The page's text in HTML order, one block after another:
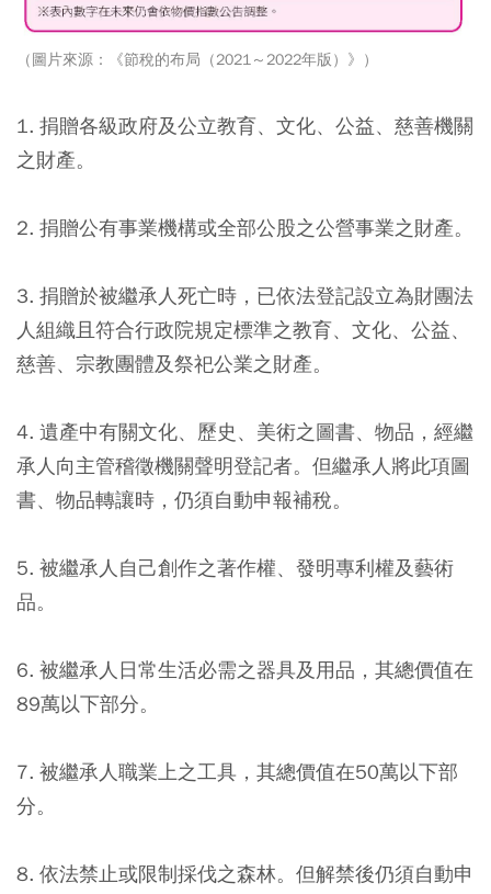
（圖片來源：《節稅的布局（2021～2022年版）》）
1. 捐贈各級政府及公立教育、文化、公益、慈善機關
之財產。
2. 捐贈公有事業機構或全部公股之公營事業之財產。
3. 捐贈於被繼承人死亡時，已依法登記設立為財團法
人組織且符合行政院規定標準之教育、文化、公益、
慈善、宗教團體及祭祀公業之財產。
4. 遺產中有關文化、歷史、美術之圖書、物品，經繼
承人向主管稽徵機關聲明登記者。但繼承人將此項圖
書、物品轉讓時，仍須自動申報補稅。
5. 被繼承人自己創作之著作權、發明專利權及藝術
品。
6. 被繼承人日常生活必需之器具及用品，其總價值在
89萬以下部分。
7. 被繼承人職業上之工具，其總價值在50萬以下部
分。
8. 依法禁止或限制採伐之森林。但解禁後仍須自動申